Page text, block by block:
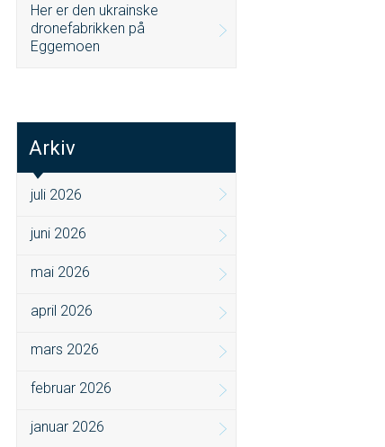
Her er den ukrainske
dronefabrikken på
Eggemoen
Arkiv
juli 2026
juni 2026
mai 2026
april 2026
mars 2026
februar 2026
januar 2026